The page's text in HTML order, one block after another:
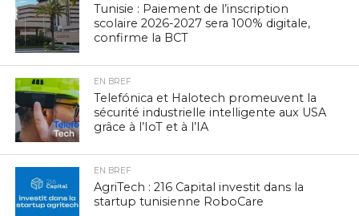
Tunisie : Paiement de l’inscription
scolaire 2026-2027 sera 100% digitale,
confirme la BCT
EN BREF
Telefónica et Halotech promeuvent la
sécurité industrielle intelligente aux USA
grâce à l’IoT et à l’IA
EN BREF
AgriTech : 216 Capital investit dans la
startup tunisienne RoboCare